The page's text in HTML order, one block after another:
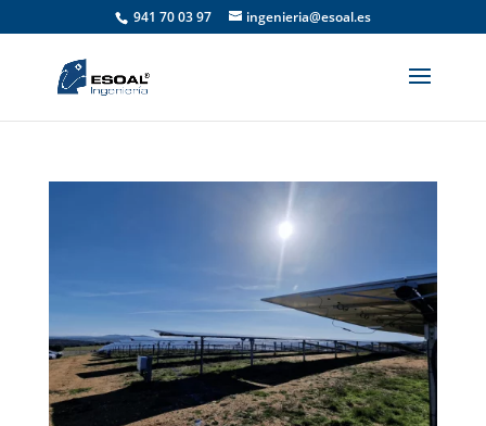
941 70 03 97 ingenieria@esoal.es